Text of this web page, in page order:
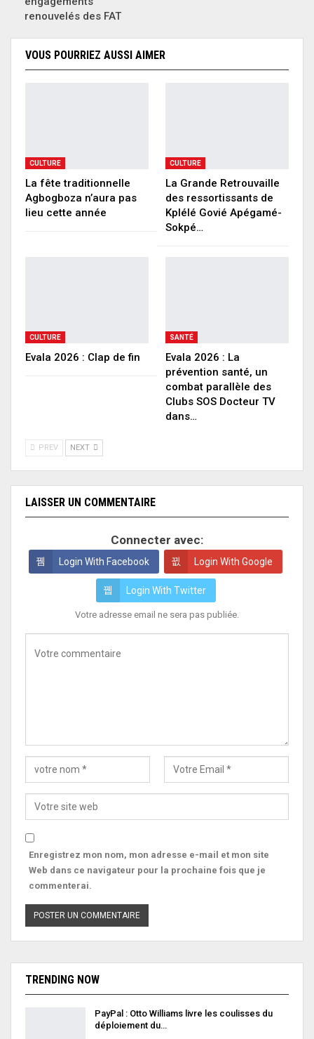
renouvelés des FAT
VOUS POURRIEZ AUSSI AIMER
CULTURE
La fête traditionnelle
Agbogboza n’aura pas
lieu cette année
CULTURE
La Grande Retrouvaille
des ressortissants de
Kplélé Govié Apégamé-
Sokpé…
CULTURE
Evala 2026 : Clap de fin
SANTÉ
Evala 2026 : La
prévention santé, un
combat parallèle des
Clubs SOS Docteur TV
dans…
PREV NEXT
LAISSER UN COMMENTAIRE
Connecter avec:
Login With Facebook Login With Google
Login With Twitter
Votre adresse email ne sera pas publiée.
Enregistrez mon nom, mon adresse e-mail et mon site
Web dans ce navigateur pour la prochaine fois que je
commenterai.
TRENDING NOW
PayPal : Otto Williams livre les coulisses du
déploiement du…